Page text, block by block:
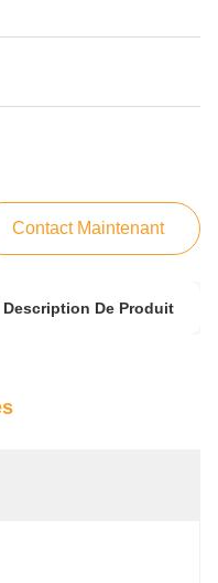
Contact Maintenant
Description De Produit